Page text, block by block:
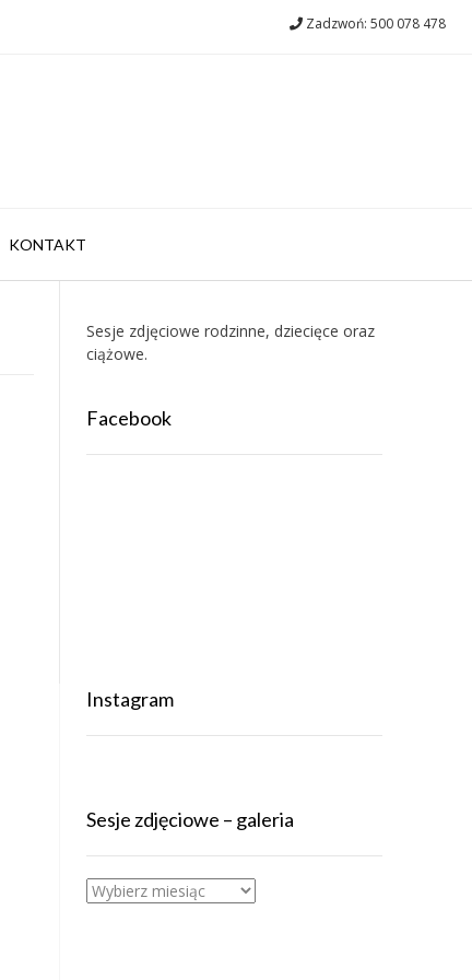
Zadzwoń: 500 078 478
KONTAKT
Sesje zdjęciowe rodzinne, dziecięce oraz
ciążowe.
Facebook
Instagram
Sesje zdjęciowe – galeria
Sesje